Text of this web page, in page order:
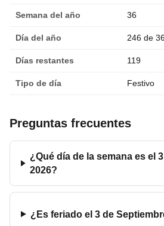
Semana del año 36
Día del año 246 de
Días restantes 119
Tipo de día Festivo
Preguntas frecuentes
¿Qué día de la semana es el
2026?
¿Es feriado el 3 de